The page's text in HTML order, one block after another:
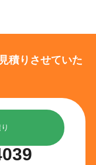
積りさせていた